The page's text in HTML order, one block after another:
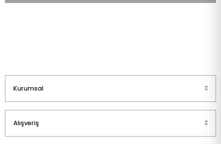
Kurumsal
Alışveriş